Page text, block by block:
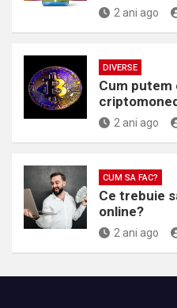
2 ani ago
DIVERSE
Cum putem
2 ani ago
CUM SA FAC?
Ce trebuie
online?
2 ani ago